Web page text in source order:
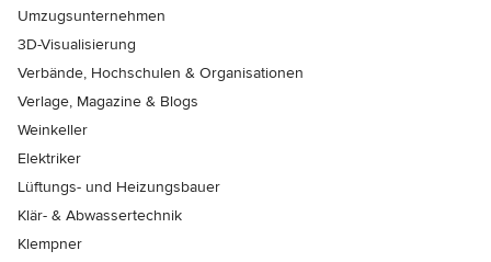
Umzugsunternehmen
3D-Visualisierung
Verbände, Hochschulen & Organisationen
Verlage, Magazine & Blogs
Weinkeller
Elektriker
Lüftungs- und Heizungsbauer
Klär- & Abwassertechnik
Klempner